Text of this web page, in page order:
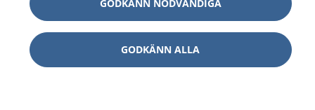
GODKÄNN NÖDVÄNDIGA
GODKÄNN ALLA